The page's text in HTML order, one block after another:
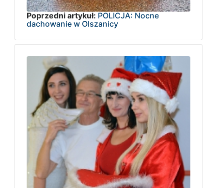
Poprzedni artykuł: POLICJA: Nocne
dachowanie w Olszanicy